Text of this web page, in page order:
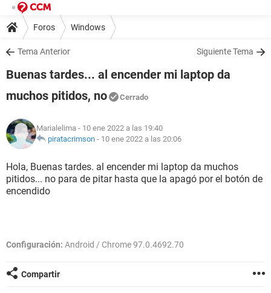
Foros Windows
Tema Anterior Siguiente Tema
Buenas tardes... al encender mi laptop da
muchos pitidos, no
Cerrado
Marialelima - 10 ene 2022 a las 19:40
piratacrimson - 10 ene 2022 a las 20:06
Hola, Buenas tardes. al encender mi laptop da muchos
pitidos... no para de pitar hasta que la apagó por el botón de
encendido
Configuración: Android / Chrome 97.0.4692.70
Compartir